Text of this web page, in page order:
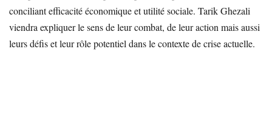
conciliant efficacité économique et utilité sociale. Tarik Ghezali
viendra expliquer le sens de leur combat, de leur action mais aussi
leurs défis et leur rôle potentiel dans le contexte de crise actuelle.